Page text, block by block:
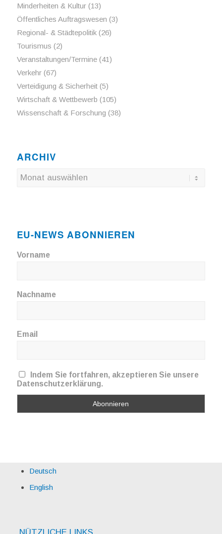
Minderheiten & Kultur(13)
Öffentliches Auftragswesen (3)
Regional- & Städtepolitik(26)
Tourismus (2)
Veranstaltungen/Termine(41)
Verkehr(67)
Verteidigung & Sicherheit(5)
Wirtschaft & Wettbewerb (105)
Wissenschaft & Forschung (38)
ARCHIV
EU-NEWS ABONNIEREN
Vorname
Nachname
Email
Indem Sie fortfahren, akzeptieren Sie unsere
Datenschutzerklärung.
Deutsch
English